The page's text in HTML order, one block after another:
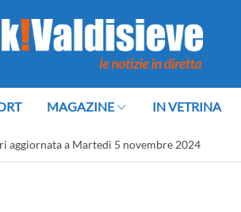
MAGAZINE IN VETRINA
aggiornata a Martedì 5 novembre 2024